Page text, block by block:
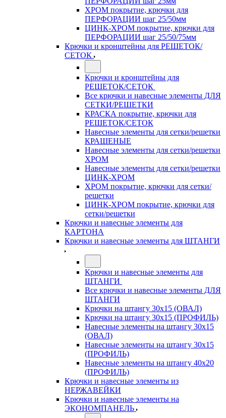
ХРОМ покрытие, крючки для
ПЕРФОРАЦИИ шаг 25/50мм
ЦИНК-ХРОМ покрытие, крючки для
ПЕРФОРАЦИИ шаг 25/50/75мм
Крючки и кронштейны для РЕШЕТОК/
СЕТОК
Крючки и кронштейны для
РЕШЕТОК/СЕТОК
Все крючки и навесные элементы ДЛЯ
СЕТКИ/РЕШЕТКИ
КРАСКА покрытие, крючки для
РЕШЕТОК/СЕТОК
Навесные элементы для сетки/решетки
КРАШЕНЫЕ
Навесные элементы для сетки/решетки
ХРОМ
Навесные элементы для сетки/решетки
ЦИНК-ХРОМ
ХРОМ покрытие, крючки для сетки/
решетки
ЦИНК-ХРОМ покрытие, крючки для
сетки/решетки
Крючки и навесные элементы для
КАРТОНА
Крючки и навесные элементы для ШТАНГИ
Крючки и навесные элементы для
ШТАНГИ
Все крючки и навесные элементы ДЛЯ
ШТАНГИ
Крючки на штангу 30х15 (ОВАЛ)
Крючки на штангу 30х15 (ПРОФИЛЬ)
Навесные элементы на штангу 30х15
(ОВАЛ)
Навесные элементы на штангу 30х15
(ПРОФИЛЬ)
Навесные элементы на штангу 40х20
(ПРОФИЛЬ)
Крючки и навесные элементы из
НЕРЖАВЕЙКИ
Крючки и навесные элементы на
ЭКОНОМПАНЕЛЬ